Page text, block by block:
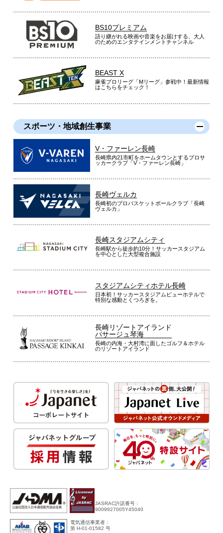
BS10プレミアム
語り継がれる映画や音楽をお届けする、大人
のためのエンタテインメントチャンネル
BEAST X
麻雀プロリーグ「Mリーグ」参戦中！最新情報
はこちらをチェック！
スポーツ・地域創生事業
V・ファーレン長崎
長崎県内21市町をホームタウンとするプロサ
ッカークラブ「V・ファーレン長崎」
長崎ヴェルカ
長崎初のプロバスケットボールクラブ「長崎
ヴェルカ」
長崎スタジアムシティ
長崎駅から徒歩約10分！サッカースタジアム
を中心とした大型複合施設
スタジアムシティホテル長崎
日本初！サッカースタジアムビューホテルで
特別な感動とくつろぎを。
長崎リゾートアイランド
パサージュ琴海
長崎の内海・大村湾に面したゴルフ＆ホテル
のリゾートアイランド
JASRAC許諾番号：
9009927005Y45040
電気通信事業者：
第 H-01-01582 号